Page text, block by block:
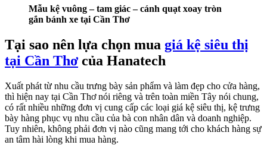
Mẫu kệ vuông – tam giác – cánh quạt xoay tròn
gắn bánh xe tại Cần Thơ
Tại sao nên lựa chọn mua giá kệ siêu thị
tại Cần Thơ của Hanatech
Xuất phát từ nhu cầu trưng bày sản phẩm và làm đẹp cho cửa hàng,
thì hiện nay tại Cần Thơ nói riêng và trên toàn miền Tây nói chung,
có rất nhiều những đơn vị cung cấp các loại giá kệ siêu thị, kệ trưng
bày hàng phục vụ nhu cầu của bà con nhân dân và doanh nghiệp.
Tuy nhiên, không phải đơn vị nào cũng mang tới cho khách hàng sự
an tâm hài lòng khi mua hàng.